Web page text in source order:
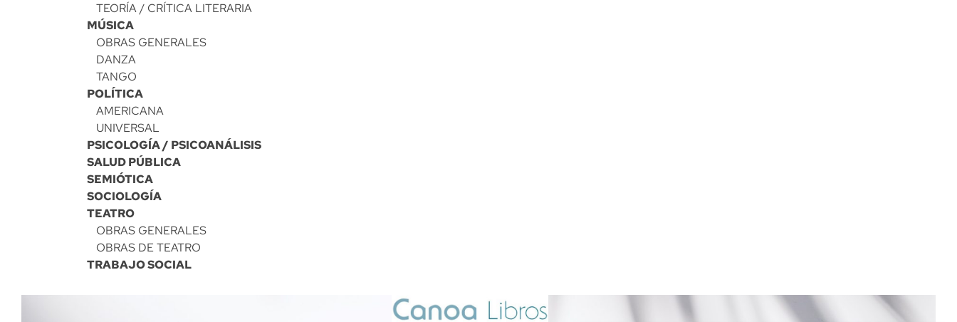
TEORÍA / CRÍTICA LITERARIA
MÚSICA
OBRAS GENERALES
DANZA
TANGO
POLÍTICA
AMERICANA
UNIVERSAL
PSICOLOGÍA / PSICOANÁLISIS
SALUD PÚBLICA
SEMIÓTICA
SOCIOLOGÍA
TEATRO
OBRAS GENERALES
OBRAS DE TEATRO
TRABAJO SOCIAL